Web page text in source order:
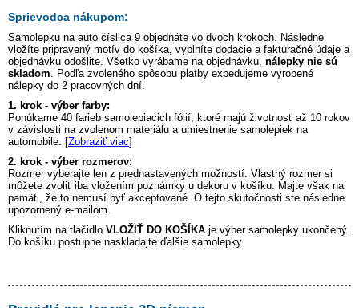
Sprievodca nákupom:
Samolepku na auto číslica 9 objednáte vo dvoch krokoch. Následne
vložíte pripravený motív do košíka, vyplníte dodacie a fakturačné údaje a
objednávku odošlite. Všetko vyrábame na objednávku, nálepky nie sú
skladom. Podľa zvoleného spôsobu platby expedujeme vyrobené
nálepky do 2 pracovných dní.
1. krok - výber farby:
Ponúkame 40 farieb samolepiacich fólií, ktoré majú životnosť až 10 rokov
v závislosti na zvolenom materiálu a umiestnenie samolepiek na
automobile. [Zobraziť viac]
2. krok - výber rozmerov:
Rozmer vyberajte len z prednastavených možností. Vlastný rozmer si
môžete zvoliť iba vložením poznámky u dekoru v košíku. Majte však na
pamäti, že to nemusí byť akceptované. O tejto skutočnosti ste následne
upozornený e-mailom.
Kliknutím na tlačidlo VLOŽIŤ DO KOŠÍKA je výber samolepky ukončený.
Do košíku postupne naskladajte ďalšie samolepky.